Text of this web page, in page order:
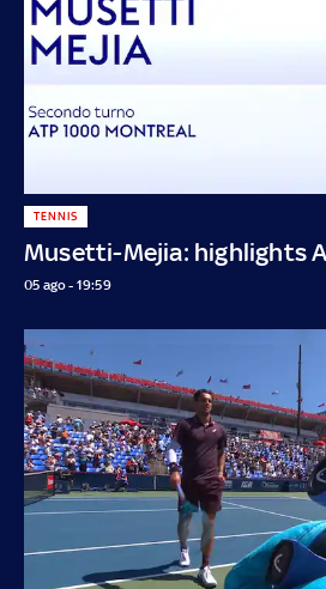
Musetti-Mejia: highlights
TENNIS
05 ago - 19:59